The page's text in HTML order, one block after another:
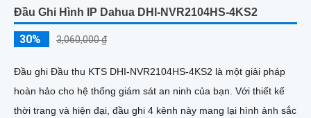
Đầu Ghi Hình IP Dahua DHI-NVR2104HS-4KS2
30% 3,060,000 ₫
Đầu ghi Đầu thu KTS DHI-NVR2104HS-4KS2 là một giải pháp
hoàn hảo cho hệ thống giám sát an ninh của bạn. Với thiết kế
thời trang và hiện đại, đầu ghi 4 kênh này mang lại hình ảnh sắc